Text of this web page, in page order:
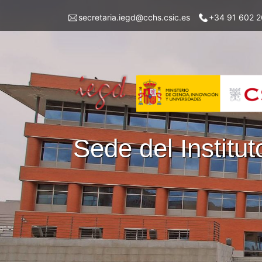
Menusecretaria.iegd@cchs.csic.es +34 91 602
Sede del